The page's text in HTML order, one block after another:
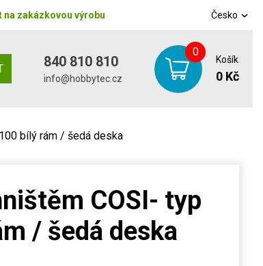
na zakázkovou výrobu Česko
840 810 810
info@hobbytec.cz
0
Košík
0 Kč
bílý rám / šedá deska
COSI- typ
/ šedá deska